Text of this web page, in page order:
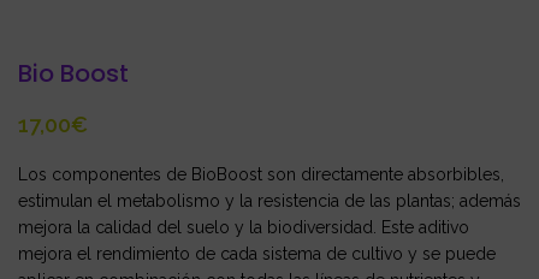
Bio Boost
€
Los componentes de BioBoost son directamente absorbibles,
estimulan el metabolismo y la resistencia de las plantas; además
mejora la calidad del suelo y la biodiversidad. Este aditivo
mejora el rendimiento de cada sistema de cultivo y se puede